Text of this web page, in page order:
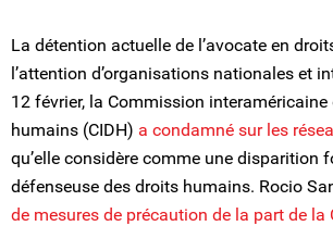
La détention actuelle de l’avocate en
l’attention d’organisations nationales et
12 février, la Commission interaméricaine
humains (CIDH) a condamné sur les
qu’elle considère comme une disparition
défenseuse des droits humains. Rocio
de mesures de précaution de la part de la